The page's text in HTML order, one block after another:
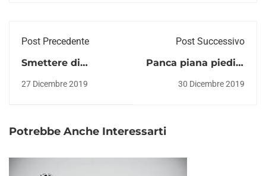
Post Precedente
Smettere di
27 Dicembre 2019
Post Successivo
Panca piana piedi a
30 Dicembre 2019
Potrebbe Anche Interessarti